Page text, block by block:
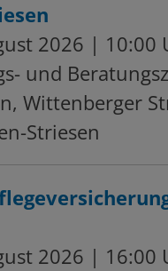
2026 | 10:00
und
Wittenberger
Striesen
2026 | 16:00